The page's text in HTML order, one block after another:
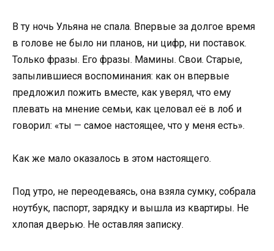
В ту ночь Ульяна не спала. Впервые за долгое время
в голове не было ни планов, ни цифр, ни поставок.
Только фразы. Его фразы. Мамины. Свои. Старые,
запылившиеся воспоминания: как он впервые
предложил пожить вместе, как уверял, что ему
плевать на мнение семьи, как целовал её в лоб и
говорил: «ты — самое настоящее, что у меня есть».
Как же мало оказалось в этом настоящего.
Под утро, не переодеваясь, она взяла сумку, собрала
ноутбук, паспорт, зарядку и вышла из квартиры. Не
хлопая дверью. Не оставляя записку.